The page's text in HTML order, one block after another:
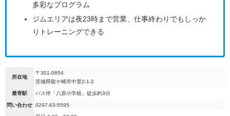
多彩なプログラム
ジムエリアは夜23時まで営業、仕事終わりでもしっか
りトレーニングできる
所在地
〒301-0854
茨城県龍ケ崎市中里2-1-2
最寄駅 バス停「八原小学校」徒歩約3分
問い合わせ 0297-63-5595